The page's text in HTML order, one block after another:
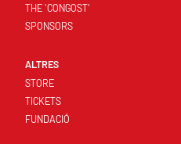
THE 'CONGOST'
SPONSORS
ALTRES
STORE
TICKETS
FUNDACIÓ